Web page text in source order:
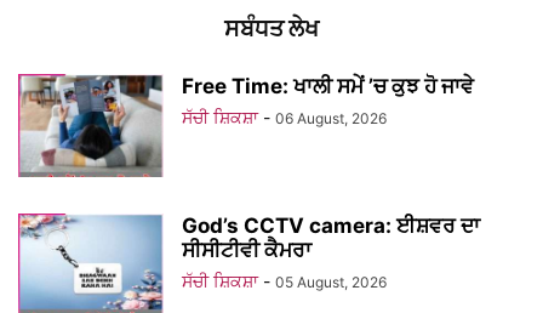
ਸਬੰਧਤ ਲੇਖ
Free Time: ਖਾਲੀ ਸਮੇਂ ’ਚ ਕੁਝ ਹੋ ਜਾਵੇ
ਸੱਚੀ ਸ਼ਿਕਸ਼ਾ - 06 August, 2026
God’s CCTV camera: ਈਸ਼ਵਰ ਦਾ
ਸੀਸੀਟੀਵੀ ਕੈਮਰਾ
ਸੱਚੀ ਸ਼ਿਕਸ਼ਾ - 05 August, 2026